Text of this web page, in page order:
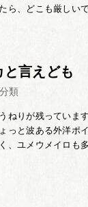
ら、どこも厳しい
と言えども
類
ねりが残っていま
っと波ある外洋ポ
、ユメウメイロも